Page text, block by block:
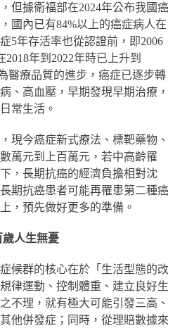
但據衛福部在2024年公布我國癌
國內已有84%以上的癌症病人在
5年存活率也從認證前，即2006
2018年到2022年時已上升到
醫療品質的進步，癌症已逐步轉
、高血壓，早期發現早期治療，
常生活。
現今癌症新式療法、標靶藥物、
萬元到上百萬元，若中高齡罹
，長期抗癌的經濟負擔相對沈
期抗癌患者可能再罹患第二種癌
，預先做好更多的準備。
歲人生無憂
候群的核心在於「生活型態的改
律運動、控制體重、建立良好生
不理，就有極大可能引發三高、
他併發症；同時，從理賠數據來